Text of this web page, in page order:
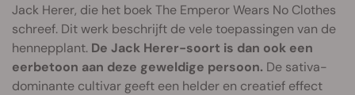
Jack Herer, die het boek The Emperor Wears No Clothes
schreef. Dit werk beschrijft de vele toepassingen van de
hennepplant. De Jack Herer-soort is dan ook een
eerbetoon aan deze geweldige persoon. De sativa-
dominante cultivar geeft een helder en creatief effect